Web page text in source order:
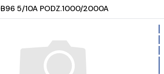
5/10A PODZ.1000/2000A